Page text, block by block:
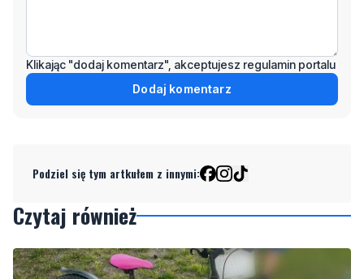
Klikając "dodaj komentarz", akceptujesz regulamin portalu
Dodaj komentarz
Podziel się tym artkułem z innymi:
Czytaj również